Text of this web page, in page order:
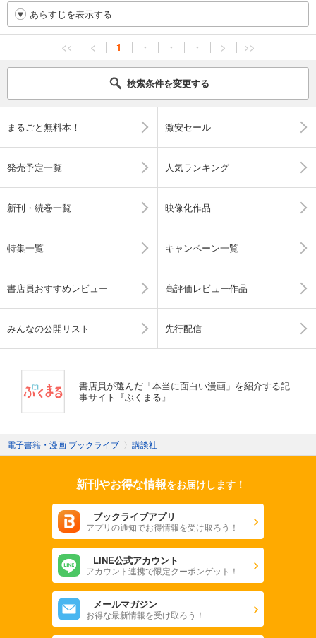
あらすじを表示する
<< < 1 ・ ・ ・ > >>
検索条件を変更する
まるごと無料本！ 激安セール
発売予定一覧 人気ランキング
新刊・続巻一覧 映像化作品
特集一覧 キャンペーン一覧
書店員おすすめレビュー 高評価レビュー作品
みんなの公開リスト 先行配信
書店員が選んだ「本当に面白い漫画」を紹介する記
事サイト『ぶくまる』
電子書籍・漫画 ブックライブ 〉 講談社
新刊やお得な情報をお届けします！
ブックライブアプリ
アプリの通知でお得情報を受け取ろう！
LINE公式アカウント
アカウント連携で限定クーポンゲット！
メールマガジン
お得な最新情報を受け取ろう！